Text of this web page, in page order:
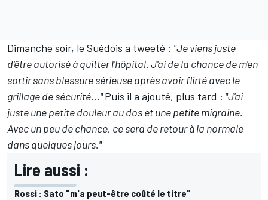
Dimanche soir, le Suédois a tweeté : "Je viens juste
d'être autorisé à quitter l'hôpital. J'ai de la chance de m'en
sortir sans blessure sérieuse après avoir flirté avec le
grillage de sécurité..."Puis il a ajouté, plus tard : "J'ai
juste une petite douleur au dos et une petite migraine.
Avec un peu de chance, ce sera de retour à la normale
dans quelques jours."
Lire aussi :
Rossi : Sato "m'a peut-être coûté le titre"